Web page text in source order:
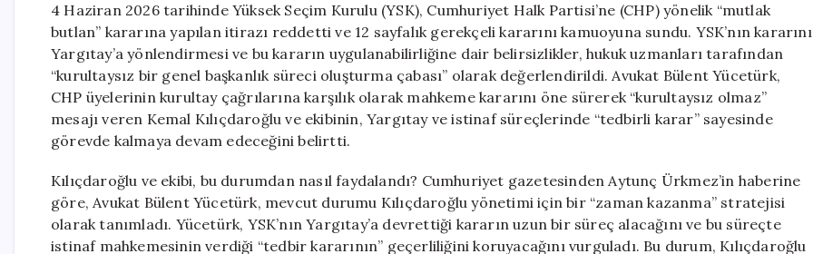
Açıkladı:
Hukukçuların
için
4 Haziran 2026 tarihinde Yüksek Seçim Kurulu (YSK), Cumhuriyet Halk Partisi’ne (CHP) yönelik “mutlak
butlan” kararına yapılan itirazı reddetti ve 12 sayfalık gerekçeli kararını kamuoyuna sundu. YSK’nın kararını
Yargıtay’a yönlendirmesi ve bu kararın uygulanabilirliğine dair belirsizlikler, hukuk uzmanları tarafından
“kurultaysız bir genel başkanlık süreci oluşturma çabası” olarak değerlendirildi. Avukat Bülent Yücetürk,
CHP üyelerinin kurultay çağrılarına karşılık olarak mahkeme kararını öne sürerek “kurultaysız olmaz”
mesajı veren Kemal Kılıçdaroğlu ve ekibinin, Yargıtay ve istinaf süreçlerinde “tedbirli karar” sayesinde
görevde kalmaya devam edeceğini belirtti.
Kılıçdaroğlu ve ekibi, bu durumdan nasıl faydalandı? Cumhuriyet gazetesinden Aytunç Ürkmez’in haberine
göre, Avukat Bülent Yücetürk, mevcut durumu Kılıçdaroğlu yönetimi için bir “zaman kazanma” stratejisi
olarak tanımladı. Yücetürk, YSK’nın Yargıtay’a devrettiği kararın uzun bir süreç alacağını ve bu süreçte
istinaf mahkemesinin verdiği “tedbir kararının” geçerliliğini koruyacağını vurguladı. Bu durum, Kılıçdaroğlu